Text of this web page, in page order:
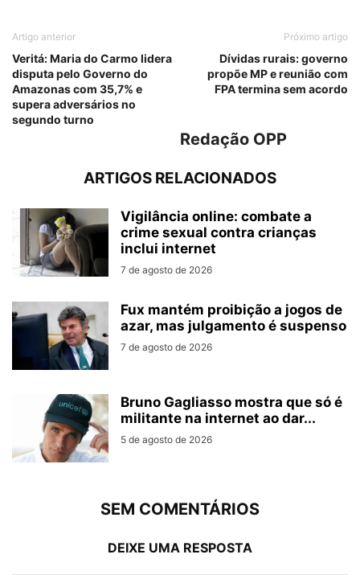
Artigo anterior
Veritá: Maria do Carmo lidera
disputa pelo Governo do
Amazonas com 35,7% e
supera adversários no
segundo turno
Próximo artigo
Dívidas rurais: governo
propõe MP e reunião com
FPA termina sem acordo
Redação OPP
ARTIGOS RELACIONADOS
Vigilância online: combate a
crime sexual contra crianças
inclui internet
7 de agosto de 2026
Fux mantém proibição a jogos de
azar, mas julgamento é suspenso
7 de agosto de 2026
Bruno Gagliasso mostra que só é
militante na internet ao dar...
5 de agosto de 2026
SEM COMENTÁRIOS
DEIXE UMA RESPOSTA